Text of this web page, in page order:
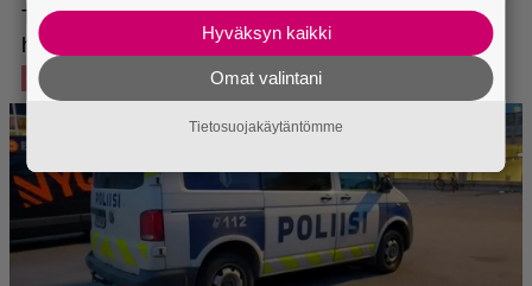
Hyväksyn kaikki
Omat valintani
Tietosuojakäytäntömme